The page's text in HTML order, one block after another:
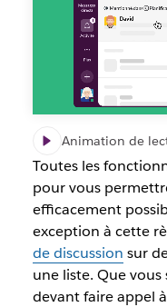
Animation de
Toutes les
pour vous
efficacement
exception à cette
de discussion sur
une liste. Que vous
devant faire appel